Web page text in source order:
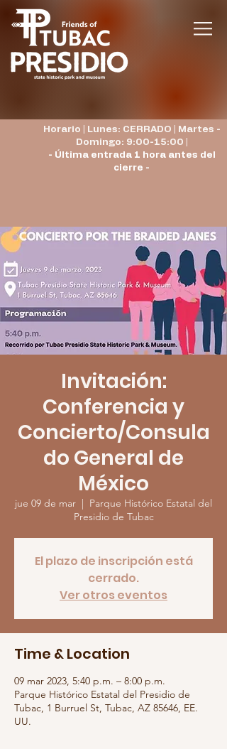
Horario | Lunes: CERRADO | Martes -
Domingo: 9:00-15:00 |
- Última entrada 1 hora antes del
cierre -
Invitación:
Conferencia y
Concierto/Consula
do General de
México
jue 09 de mar
  |
Parque Histórico Estatal del
Presidio de Tubac
El plazo de inscripción está
cerrado.
Ver otros eventos
Time & Location
09 mar 2023, 5:40 p.m. – 8:00 p.m.
Parque Histórico Estatal del Presidio de
Tubac, 1 Burruel St, Tubac, AZ 85646, EE.
UU.